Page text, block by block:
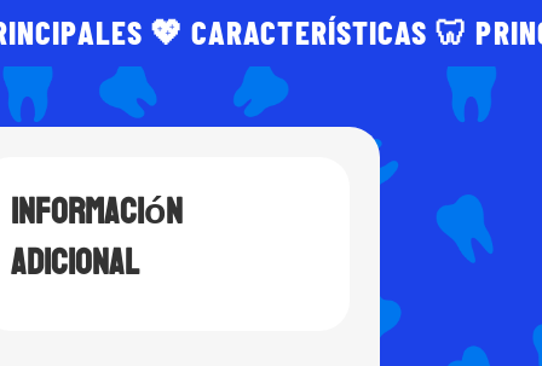
💖 CARACTERÍSTICAS 🦷
Información
adicional